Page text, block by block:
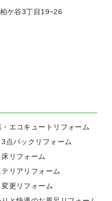
ケ谷3丁目19−26
エコキュートリフォーム
点パックリフォーム
リフォーム
テリアリフォーム
変更リフォーム